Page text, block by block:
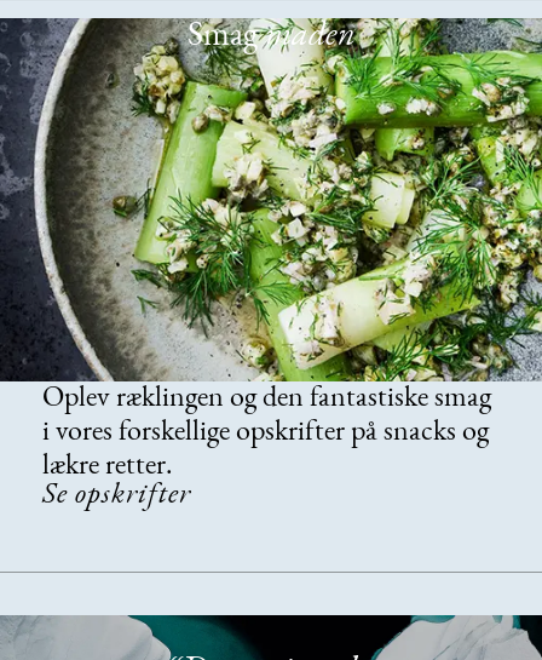
Smagmaden
Oplev ræklingen og den fantastiske smag
i vores forskellige opskrifter på snacks og
lækre retter.
Se opskrifter